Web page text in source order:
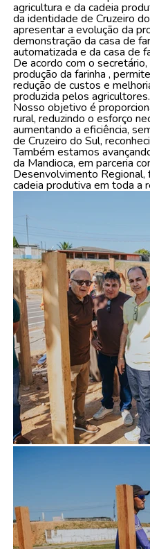
agricultura e da cadeia
da identidade de Cruzeiro
apresentar a evolução da
demonstração da casa de
automatizada e da casa de
De acordo com o
produção da farinha ,
redução de custos e
produzida pelos agricultores.
Nosso objetivo é
rural, reduzindo o esforço
aumentando a eficiência,
de Cruzeiro do Sul,
Também estamos
da Mandioca, em parceria
Desenvolvimento Regional,
cadeia produtiva em toda a